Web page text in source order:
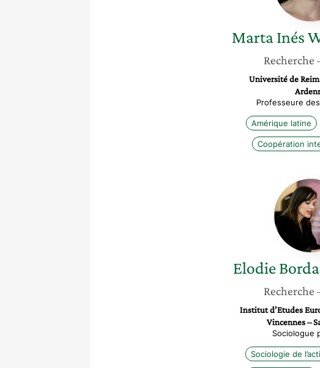
Marta Inés
Recherche
Université de
Professeure
Amérique latine
Coopération
Elodie
Recherche
Institut d’Etudes
Vincennes –
Sociologue
Sociologie de